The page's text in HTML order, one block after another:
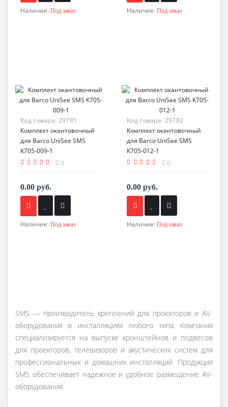
Наличие: Под заказ Наличие: Под заказ
Код товара: 29781
Комплект окантовочный
для Barco UniSee SMS
K705-009-1
0
0.00 руб.
Наличие: Под заказ
Код товара: 29782
Комплект окантовочный
для Barco UniSee SMS
K705-012-1
0
0.00 руб.
Наличие: Под заказ
SMS — производитель креплений для проекторов и AV-
оборудования в инсталляциях любого типа. Компания
специализируется на выпуске кронштейнов и подвесов
для проекторов, телевизоров и акустических систем для
профессиональных и домашних инсталляций. Продукция
SMS обеспечивает надежное и удобное размещение AV-
оборудования.